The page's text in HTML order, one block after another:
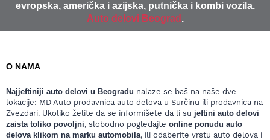
evropska, američka i azijska, putnička i kombi vozila.
Auto delovi Beograd .
O NAMA
Najjeftiniji auto delovi u Beogradu nalaze se baš na naše dve
lokacije: MD Auto prodavnica auto delova u Surčinu ili prodavnica na
Zvezdari. Ukoliko želite da se informišete da li su jeftini auto delovi
zaista toliko povoljni, slobodno pogledajte online ponudu auto
delova klikom na marku automobila, ili odaberite vrstu auto delova i